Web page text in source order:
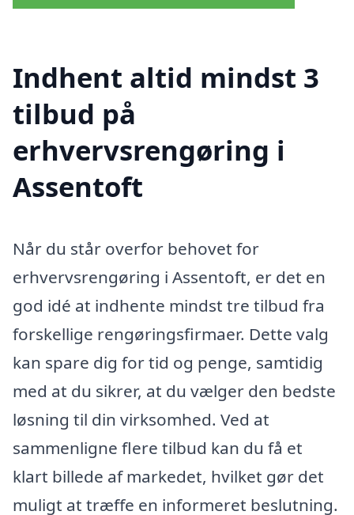
Indhent altid mindst 3
tilbud på
erhvervsrengøring i
Assentoft
Når du står overfor behovet for
erhvervsrengøring i Assentoft, er det en
god idé at indhente mindst tre tilbud fra
forskellige rengøringsfirmaer. Dette valg
kan spare dig for tid og penge, samtidig
med at du sikrer, at du vælger den bedste
løsning til din virksomhed. Ved at
sammenligne flere tilbud kan du få et
klart billede af markedet, hvilket gør det
muligt at træffe en informeret beslutning.